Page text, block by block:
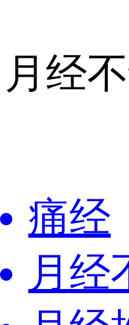
月经
痛经
月经